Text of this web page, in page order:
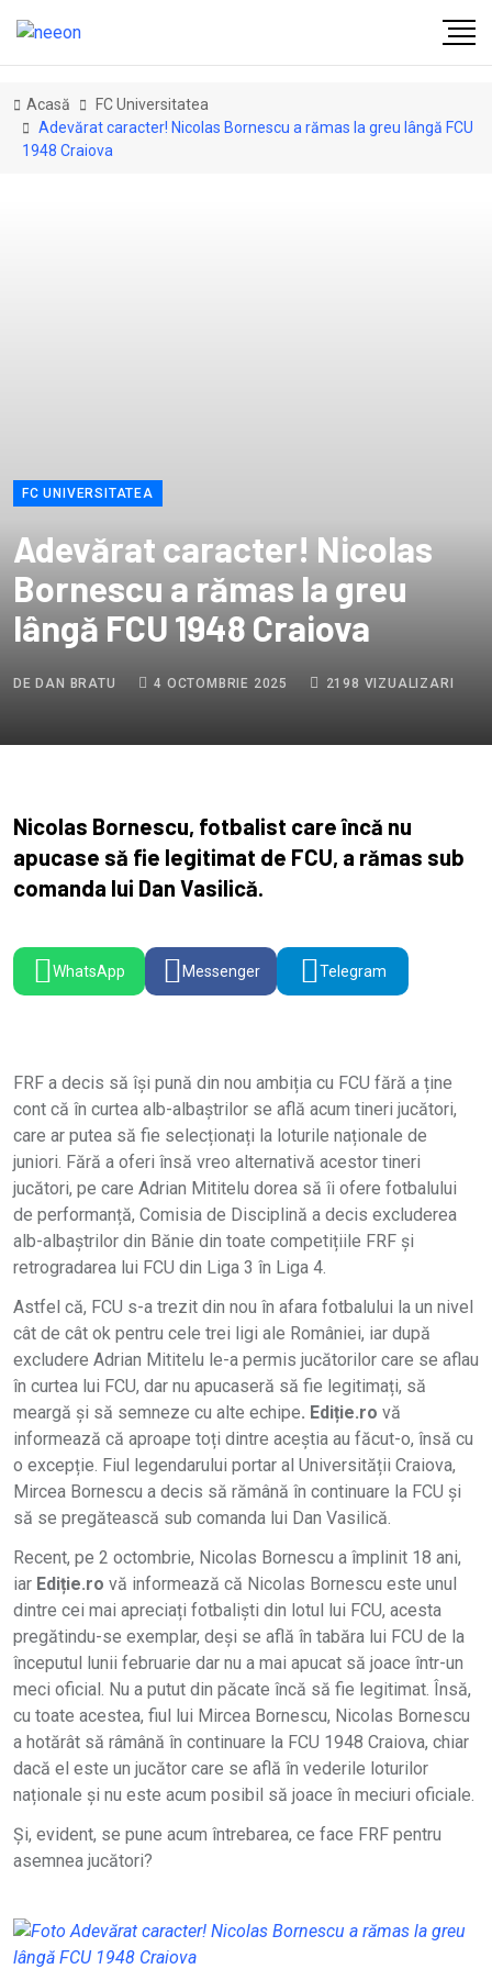
Acasă
FC Universitatea
Adevărat caracter! Nicolas Bornescu a rămas la greu lângă FCU
1948 Craiova
FC UNIVERSITATEA
Adevărat caracter! Nicolas
Bornescu a rămas la greu
lângă FCU 1948 Craiova
DE DAN BRATU 4 OCTOMBRIE 2025 2198 VIZUALIZARI
Nicolas Bornescu, fotbalist care încă nu
apucase să fie legitimat de FCU, a rămas sub
comanda lui Dan Vasilică.
WhatsApp Messenger Telegram
FRF a decis să își pună din nou ambiția cu FCU fără a ține
cont că în curtea alb-albaștrilor se află acum tineri jucători,
care ar putea să fie selecționați la loturile naționale de
juniori. Fără a oferi însă vreo alternativă acestor tineri
jucători, pe care Adrian Mititelu dorea să îi ofere fotbalului
de performanță, Comisia de Disciplină a decis excluderea
alb-albaștrilor din Bănie din toate competițiile FRF și
retrogradarea lui FCU din Liga 3 în Liga 4.
Astfel că, FCU s-a trezit din nou în afara fotbalului la un nivel
cât de cât ok pentru cele trei ligi ale României, iar după
excludere Adrian Mititelu le-a permis jucătorilor care se aflau
în curtea lui FCU, dar nu apucaseră să fie legitimați, să
meargă și să semneze cu alte echipe. Ediție.ro vă
informează că aproape toți dintre aceștia au făcut-o, însă cu
o excepție. Fiul legendarului portar al Universității Craiova,
Mircea Bornescu a decis să rămână în continuare la FCU și
să se pregătească sub comanda lui Dan Vasilică.
Recent, pe 2 octombrie, Nicolas Bornescu a împlinit 18 ani,
iar Ediție.ro vă informează că Nicolas Bornescu este unul
dintre cei mai apreciați fotbaliști din lotul lui FCU, acesta
pregătindu-se exemplar, deși se află în tabăra lui FCU de la
începutul lunii februarie dar nu a mai apucat să joace într-un
meci oficial. Nu a putut din păcate încă să fie legitimat. Însă,
cu toate acestea, fiul lui Mircea Bornescu, Nicolas Bornescu
a hotărât să râmână în continuare la FCU 1948 Craiova, chiar
dacă el este un jucător care se află în vederile loturilor
naționale și nu este acum posibil să joace în meciuri oficiale.
Și, evident, se pune acum întrebarea, ce face FRF pentru
asemnea jucători?